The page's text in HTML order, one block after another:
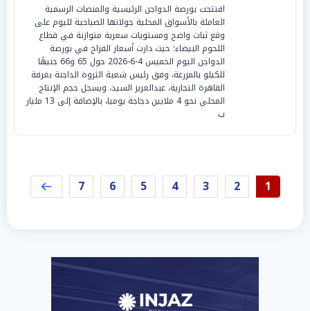
افتتحت بورصة الدواجن الرئيسية والمنصات الرسمية
العاملة بالأسواق المحلية جولاتها الصباحية لليوم على
وقع ثبات واضح ومستويات سعرية متوازنة في قطاع
اللحوم البيضاء؛ حيث دارت أسعار الفراخ في بورصة
الدواجن اليوم الخميس 4-6-2026 حول 65 و66 جنيهًا
للكيلو بالمزرعة، وفق رئيس شعبة الثروة الداجنة بغرفة
القاهرة التجارية، عبدالعزيز السيد، ويسجل حجم الإنتاج
المحلي نحو 4 ملايين دجاجة يوميا، بالإضافة إلى 13 مليار
ب
1
2
3
4
5
6
7